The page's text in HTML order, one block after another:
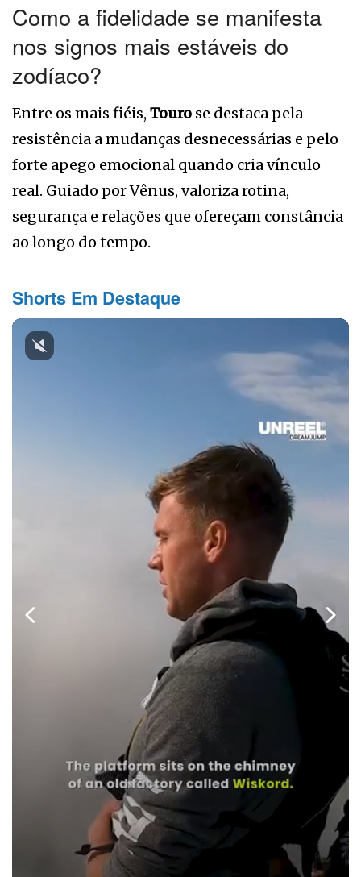
Como a fidelidade se manifesta
nos signos mais estáveis do
zodíaco?
Entre os mais fiéis, Touro se destaca pela
resistência a mudanças desnecessárias e pelo
forte apego emocional quando cria vínculo
real. Guiado por Vênus, valoriza rotina,
segurança e relações que ofereçam constância
ao longo do tempo.
Shorts Em Destaque